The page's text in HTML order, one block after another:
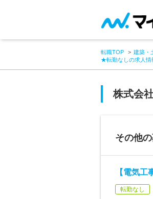
転職TOP 建築・
★転勤なしの求人情
株式会
その他
【電気
転勤なし